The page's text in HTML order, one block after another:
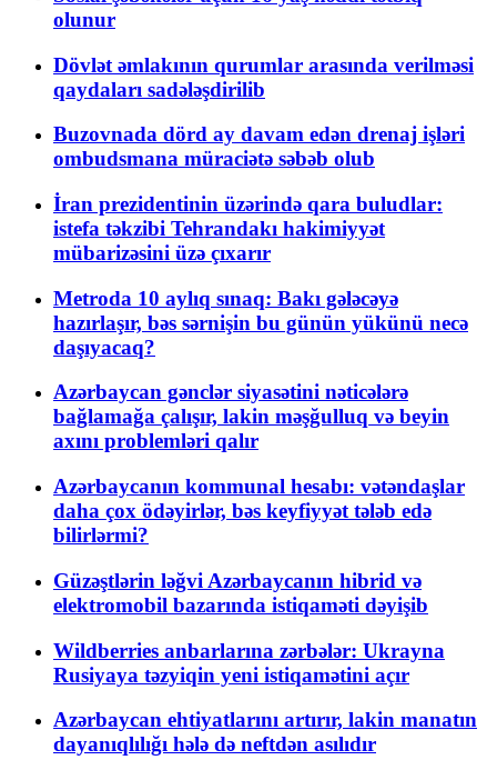
olunur
Dövlət əmlakının qurumlar arasında verilməsi
qaydaları sadələşdirilib
Buzovnada dörd ay davam edən drenaj işləri
ombudsmana müraciətə səbəb olub
İran prezidentinin üzərində qara buludlar:
istefa təkzibi Tehrandakı hakimiyyət
mübarizəsini üzə çıxarır
Metroda 10 aylıq sınaq: Bakı gələcəyə
hazırlaşır, bəs sərnişin bu günün yükünü necə
daşıyacaq?
Azərbaycan gənclər siyasətini nəticələrə
bağlamağa çalışır, lakin məşğulluq və beyin
axını problemləri qalır
Azərbaycanın kommunal hesabı: vətəndaşlar
daha çox ödəyirlər, bəs keyfiyyət tələb edə
bilirlərmi?
Güzəştlərin ləğvi Azərbaycanın hibrid və
elektromobil bazarında istiqaməti dəyişib
Wildberries anbarlarına zərbələr: Ukrayna
Rusiyaya təzyiqin yeni istiqamətini açır
Azərbaycan ehtiyatlarını artırır, lakin manatın
dayanıqlılığı hələ də neftdən asılıdır